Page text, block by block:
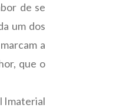
de se
um dos
a
que o
Imaterial